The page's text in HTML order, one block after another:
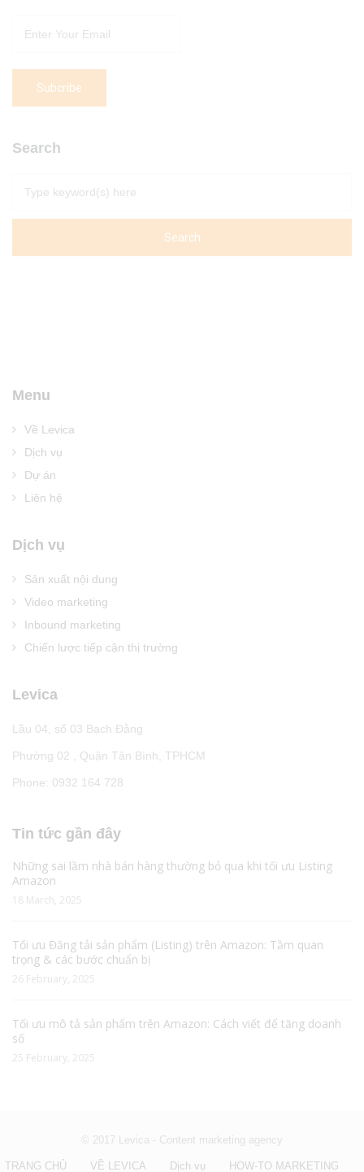
Search
Menu
Về Levica
Dịch vụ
Dự án
Liên hệ
Dịch vụ
Sản xuất nội dung
Video marketing
Inbound marketing
Chiến lược tiếp cận thị trường
Levica
Lầu 04, số 03 Bạch Đằng
Phường 02 , Quận Tân Bình, TPHCM
Phone: 0932 164 728
Tin tức gần đây
Những sai lầm nhà bán hàng thường bỏ qua khi tối ưu Listing
Amazon
18 March, 2025
Tối ưu Đăng tải sản phẩm (Listing) trên Amazon: Tầm quan
trọng & các bước chuẩn bị
26 February, 2025
Tối ưu mô tả sản phẩm trên Amazon: Cách viết để tăng doanh
số
25 February, 2025
© 2017 Levica - Content marketing agency
TRANG CHỦ VỀ LEVICA Dịch vụ HOW-TO MARKETING